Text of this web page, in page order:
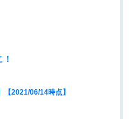
2021/06/14時点】